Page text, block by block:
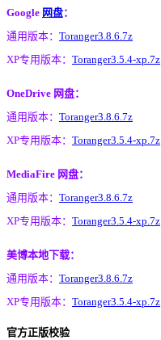
Google 网盘：
通用版本： Toranger3.8.6.7z
XP专用版本： Toranger3.5.4-xp.7z
OneDrive 网盘：
通用版本： Toranger3.8.6.7z
XP专用版本： Toranger3.5.4-xp.7z
MediaFire 网盘：
通用版本： Toranger3.8.6.7z
XP专用版本： Toranger3.5.4-xp.7z
美博本地下载：
通用版本： Toranger3.8.6.7z
XP专用版本： Toranger3.5.4-xp.7z
官方正版校验